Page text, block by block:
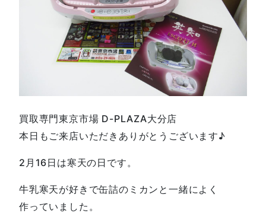
買取専門東京市場 D-PLAZA大分店
本日もご来店いただきありがとうございます♪
2月16日は寒天の日です。
牛乳寒天が好きで缶詰のミカンと一緒によく
作っていました。